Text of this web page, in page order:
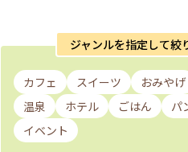
ジャンルを指定して絞
カフェ スイーツ おみやげ
温泉
ホテル ごはん パ
イベント